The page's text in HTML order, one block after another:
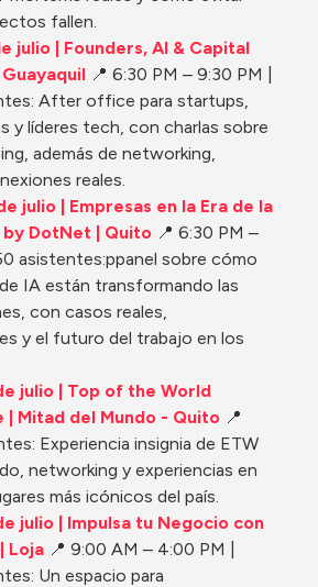
fallen.
julio | Founders, AI & Capital
Guayaquil 📍 6:30 PM – 9:30 PM |
After office para startups,
y líderes tech, con charlas sobre
además de networking,
reales.
julio | Empresas en la Era de la
DotNet | Quito 📍 6:30 PM –
asistentes:ppanel sobre cómo
IA están transformando las
con casos reales,
y el futuro del trabajo en los
julio | Top of the World
| Mitad del Mundo - Quito 📍
Experiencia insignia de ETW
networking y experiencias en
más icónicos del país.
julio | Impulsa tu Negocio con
Loja 📍 9:00 AM – 4:00 PM |
Un espacio para